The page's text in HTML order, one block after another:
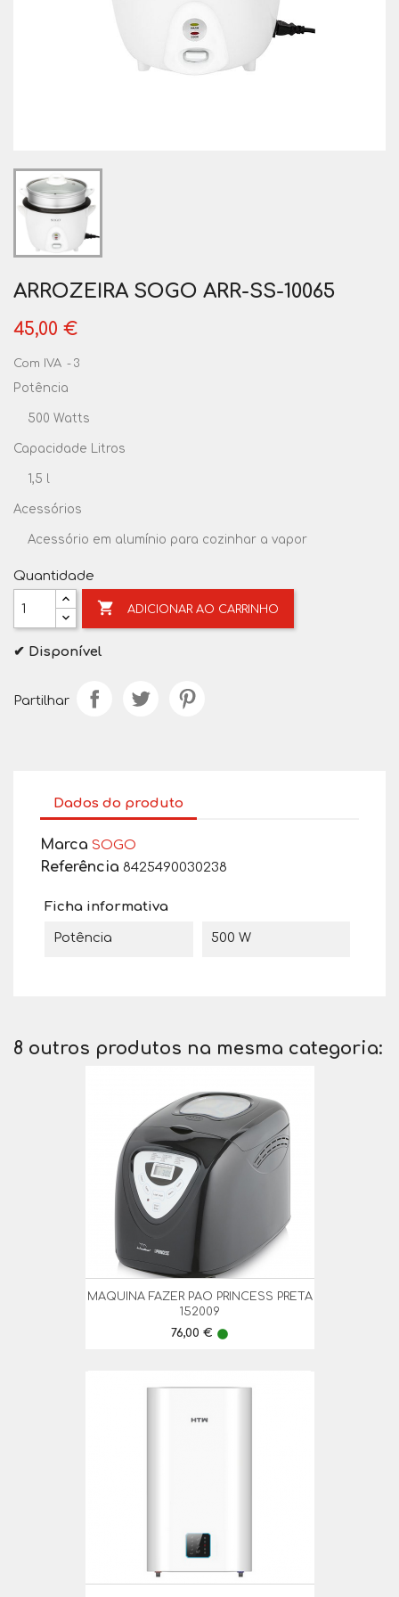
ARROZEIRA SOGO ARR-SS-10065
45,00 €
Com IVA 3
Potência
500 Watts
Capacidade Litros
1,5 l
Acessórios
Acessório em alumínio para cozinhar a vapor
Quantidade
 ADICIONAR AO CARRINHO
✔ Disponível
Partilhar
Dados do produto
Marca SOGO
Referência 8425490030238
Ficha informativa
Potência 500 W
8 outros produtos na mesma categoria:
MAQUINA FAZER PAO PRINCESS PRETA
152009
Preço
76,00 € lens